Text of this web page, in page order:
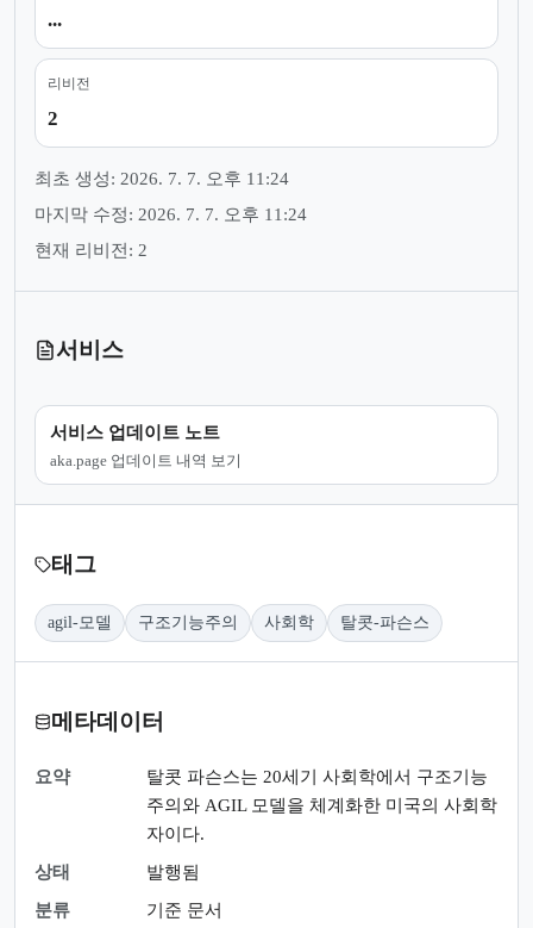
...
리비전
2
최초 생성: 2026. 7. 7. 오후 11:24
마지막 수정: 2026. 7. 7. 오후 11:24
현재 리비전: 2
서비스
서비스 업데이트 노트
aka.page 업데이트 내역 보기
태그
agil-모델 구조기능주의 사회학 탈콧-파슨스
메타데이터
요약
탈콧 파슨스는 20세기 사회학에서 구조기능
주의와 AGIL 모델을 체계화한 미국의 사회학
자이다.
상태
발행됨
분류
기준 문서